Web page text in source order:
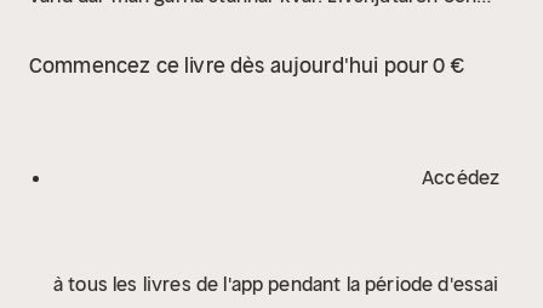
påminner oss om hur enkelt och härligt det kan vara
att bara sitta ute på en stubbe och se sig omkring.
passerat förbi i berättelsen.
Commencez ce livre dès aujourd'hui pour 0 €
Accédez
à tous les livres de l'app pendant la période d'essai